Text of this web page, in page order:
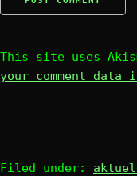
This site uses
your comment data
Filed under: